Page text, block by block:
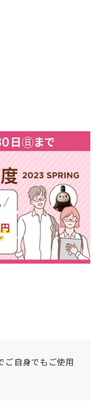
ご自身でもご使用